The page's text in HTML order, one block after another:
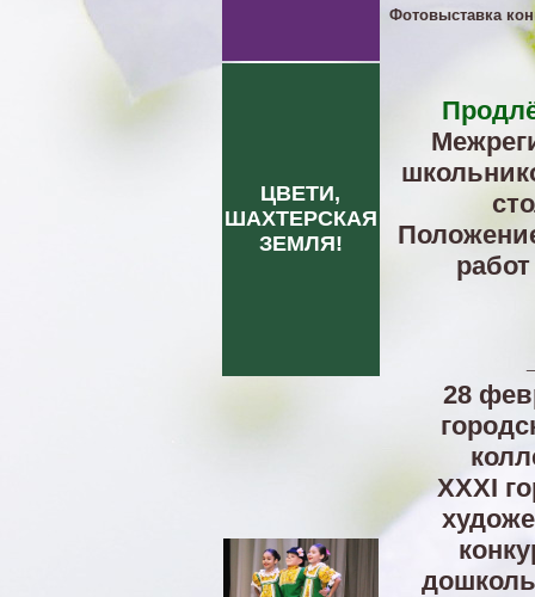
Фотовыставка
ЦВЕТИ,
ШАХТЕРСКАЯ
ЗЕМЛЯ!
28
ХХXI